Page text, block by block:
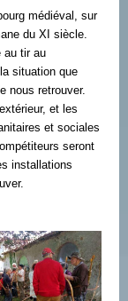
médiéval, sur
du XI siècle.
au tir au
situation que
nous retrouver.
et les
et sociales
seront
installations